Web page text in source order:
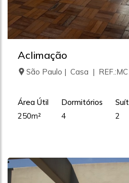
Aclimação
São Paulo | Casa |
Área Útil
250m²
Dormitórios
4
2